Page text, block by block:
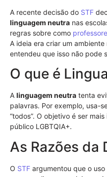
A recente decisão do STF
linguagem neutra nas
regras sobre como
A ideia era criar um
entendeu que isso não pode
O que é
A linguagem neutra tenta
palavras. Por exemplo, usa-
“todos”. O objetivo é ser
público LGBTQIA+.
As Razões da
O STF argumentou que o